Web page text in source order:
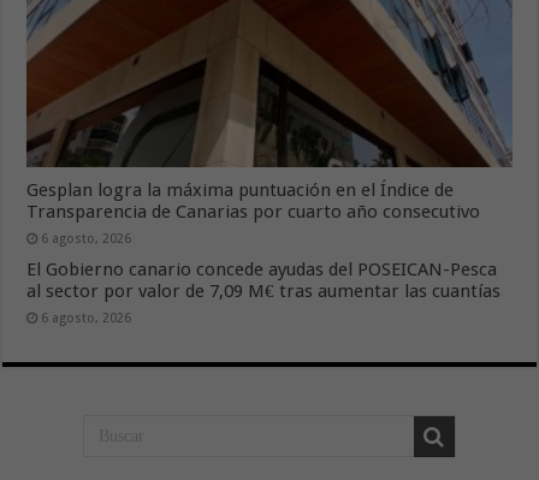
Gesplan logra la máxima puntuación en el Índice de
Transparencia de Canarias por cuarto año consecutivo
6 agosto, 2026
El Gobierno canario concede ayudas del POSEICAN-Pesca
al sector por valor de 7,09 M€ tras aumentar las cuantías
6 agosto, 2026